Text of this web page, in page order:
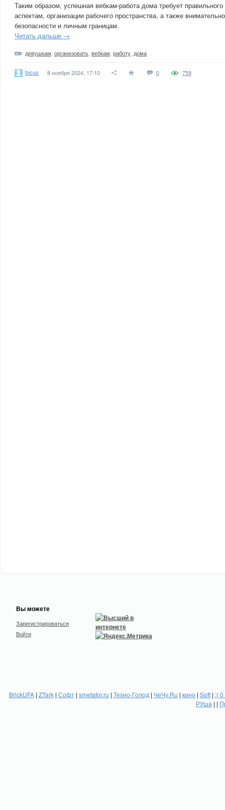
Таким образом, успешная вебкам-работа дома требует
аспектам, организации рабочего пространства, а также
безопасности и личным границам.
Читать дальше →
девушкам организовать вебкам работу дома
focus 8 ноября 2024, 17:10 0 759
Вы можете
Зарегистрироваться
Войти
BrickUFA| ZTark| Софт| smetafor.ru | Техно-Голод | ЧеЧу.Ru | кино| Soft| :(
РУша | |